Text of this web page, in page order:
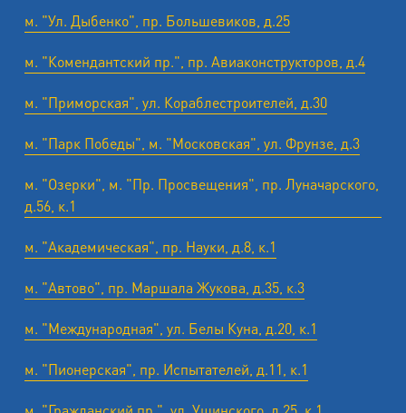
м. "Ул. Дыбенко", пр. Большевиков, д.25
м. "Комендантский пр.", пр. Авиаконструкторов, д.4
м. "Приморская", ул. Кораблестроителей, д.30
м. "Парк Победы", м. "Московская", ул. Фрунзе, д.3
м. "Озерки", м. "Пр. Просвещения", пр. Луначарского,
д.56, к.1
м. "Академическая", пр. Науки, д.8, к.1
м. "Автово", пр. Маршала Жукова, д.35, к.3
м. "Международная", ул. Белы Куна, д.20, к.1
м. "Пионерская", пр. Испытателей, д.11, к.1